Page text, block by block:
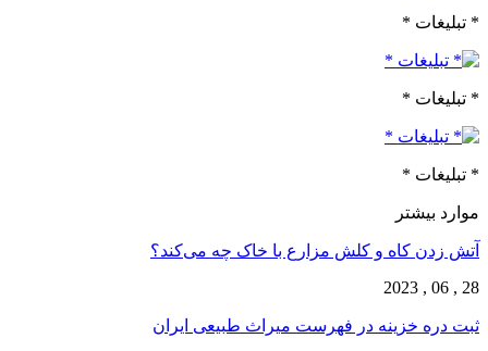
* تبلیغات *
* تبلیغات *
* تبلیغات *
موارد بیشتر
آتش زدن کاه و کلش مزارع با خاک چه می‌کند؟
28 , 06 , 2023
ثبت دره خزینه در فهرست میراث طبیعی ایران